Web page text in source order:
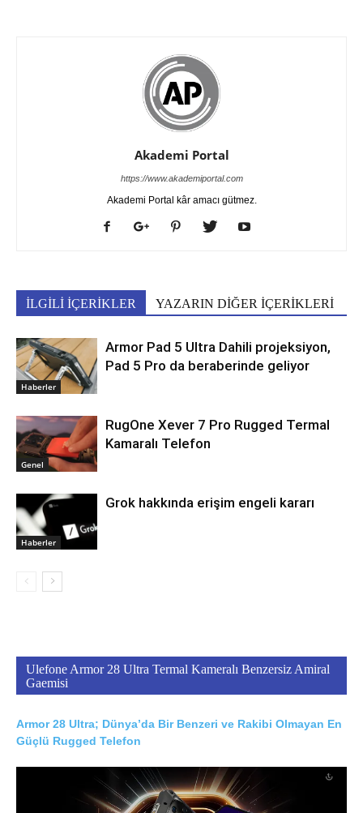
Akademi Portal
https://www.akademiportal.com
Akademi Portal kâr amacı gütmez.
İLGİLİ İÇERİKLER YAZARIN DİĞER İÇERİKLERİ
Haberler
Armor Pad 5 Ultra Dahili projeksiyon,
Pad 5 Pro da beraberinde geliyor
Genel
RugOne Xever 7 Pro Rugged Termal
Kamaralı Telefon
Haberler
Grok hakkında erişim engeli kararı
Ulefone Armor 28 Ultra Termal Kameralı Benzersiz Amiral
Gaemisi
Armor 28 Ultra; Dünya’da Bir Benzeri ve Rakibi Olmayan En
Güçlü Rugged Telefon